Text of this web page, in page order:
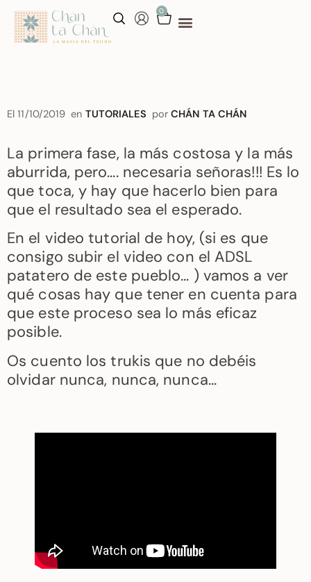
0
El 11/10/2019 en TUTORIALES porCHÁN TA CHÁN
La primera fase, la más costosa y la más
aburrida, pero…. necesaria señoras!!! Es lo
que toca, y hay que hacerlo bien para
que el resultado sea el esperado.
En el video tutorial de hoy, (si es que
consigo subir el video con el ADSL
patatero de este pueblo… ) vamos a ver
qué cosas hay que tener en cuenta para
que este proceso sea lo más eficaz
posible.
Os cuento los trukis que no debéis
olvidar nunca, nunca, nunca…